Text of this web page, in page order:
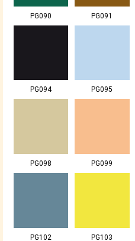
PG090 PG091
PG094 PG095
PG098 PG099
PG102 PG103